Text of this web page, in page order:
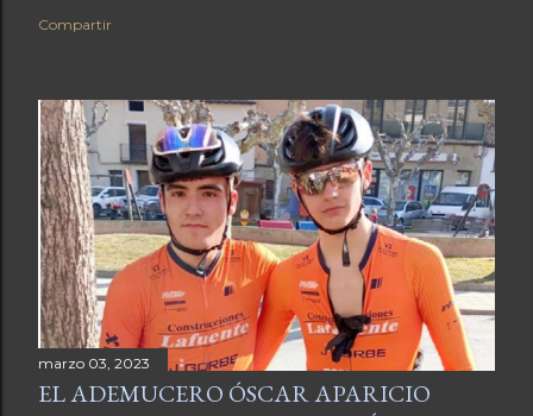
Compartir
marzo 03, 2023
EL ADEMUCERO ÓSCAR APARICIO